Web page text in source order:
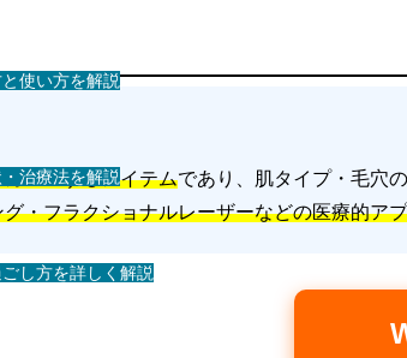
使い方を解説
治療法を解説
し方を詳しく解説
バーするアイテムであり、肌タイプ・毛穴
・フラクショナルレーザーなどの医療的ア